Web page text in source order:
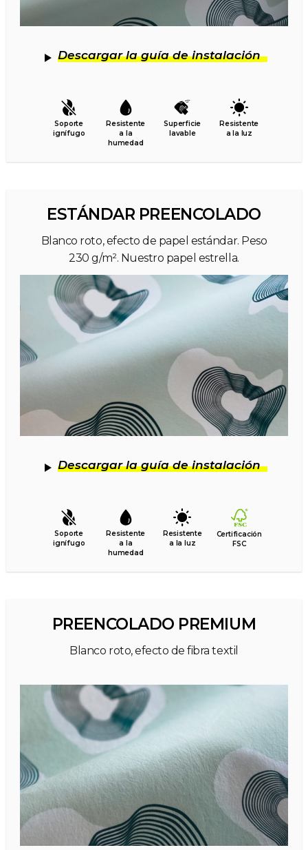
Descargar la guía de instalación
Soporte
ignífugo
Resistente
a la
humedad
Superficie
lavable
Resistente
a la luz
ESTÁNDAR PREENCOLADO
Blanco roto, efecto de papel estándar. Peso
230 g/m². Nuestro papel estrella.
Descargar la guía de instalación
Soporte
ignífugo
Resistente
a la
humedad
Resistente
a la luz
Certificación
FSC
PREENCOLADO PREMIUM
Blanco roto, efecto de fibra textil